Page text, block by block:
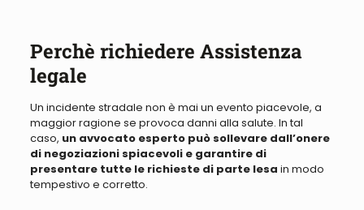
Perchè richiedere Assistenza
legale
Un incidente stradale non è mai un evento piacevole, a
maggior ragione se provoca danni alla salute. In tal
caso, un avvocato esperto può sollevare dall’onere
di negoziazioni spiacevoli e garantire di
presentare tutte le richieste di parte lesa in modo
tempestivo e corretto.